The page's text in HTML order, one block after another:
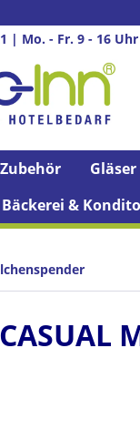
springen
| Mo. - Fr. 9 - 16 Uhr
Bäckerei &